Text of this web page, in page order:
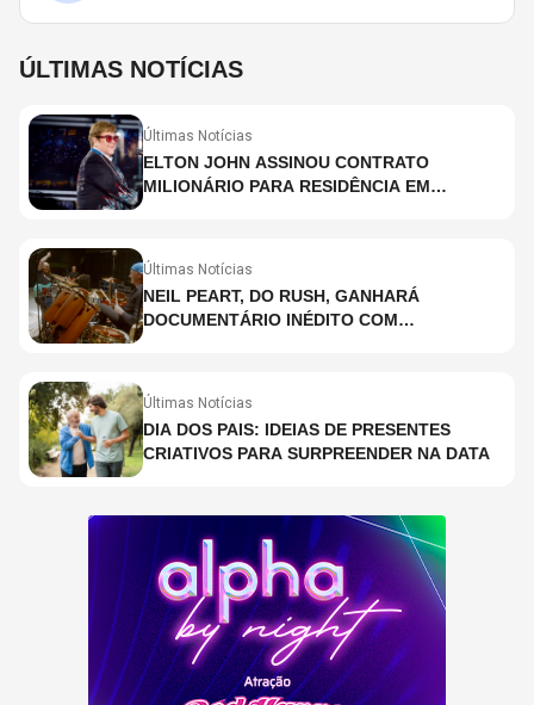
ÚLTIMAS NOTÍCIAS
Últimas Notícias
ELTON JOHN ASSINOU CONTRATO
MILIONÁRIO PARA RESIDÊNCIA EM
Últimas Notícias
NEIL PEART, DO RUSH, GANHARÁ
DOCUMENTÁRIO INÉDITO COM
Últimas Notícias
DIA DOS PAIS: IDEIAS DE PRESENTES
CRIATIVOS PARA SURPREENDER NA DATA